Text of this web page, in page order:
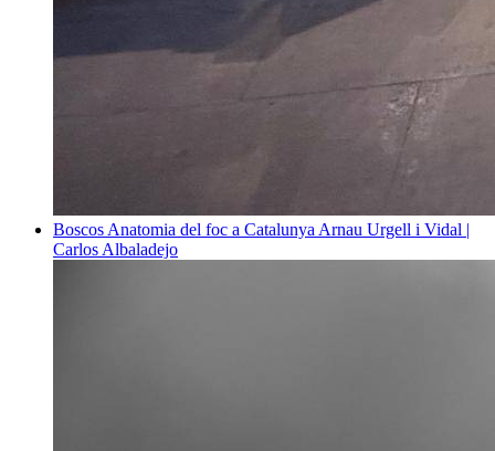
Boscos Anatomia del foc a Catalunya Arnau Urgell i Vidal |
Carlos Albaladejo